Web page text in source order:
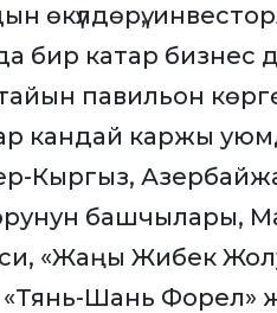
өкүлдөрү,
бир катар бизнес
павильон
кандай каржы
Кыргыз,
башчылары,
«Жаңы Жибек
Шань Форел»